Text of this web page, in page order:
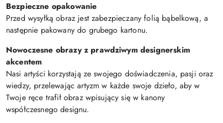
Bezpieczne opakowanie
Przed wysyłką obraz jest zabezpieczany folią bąbelkową, a
następnie pakowany do grubego kartonu.
Nowoczesne obrazy z prawdziwym designerskim
akcentem
Nasi artyści korzystają ze swojego doświadczenia, pasji oraz
wiedzy, przelewając artyzm w każde swoje dzieło, aby w
Twoje ręce trafił obraz wpisujący się w kanony
współczesnego designu.